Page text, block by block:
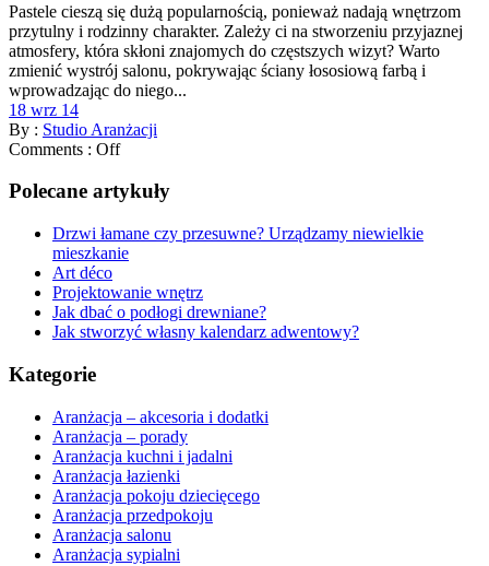
Pastele cieszą się dużą popularnością, ponieważ nadają wnętrzom
przytulny i rodzinny charakter. Zależy ci na stworzeniu przyjaznej
atmosfery, która skłoni znajomych do częstszych wizyt? Warto
zmienić wystrój salonu, pokrywając ściany łososiową farbą i
wprowadzając do niego...
18 wrz 14
By : Studio Aranżacji
Comments : Off
Polecane artykuły
Drzwi łamane czy przesuwne? Urządzamy niewielkie
mieszkanie
Art déco
Projektowanie wnętrz
Jak dbać o podłogi drewniane?
Jak stworzyć własny kalendarz adwentowy?
Kategorie
Aranżacja – akcesoria i dodatki
Aranżacja – porady
Aranżacja kuchni i jadalni
Aranżacja łazienki
Aranżacja pokoju dziecięcego
Aranżacja przedpokoju
Aranżacja salonu
Aranżacja sypialni